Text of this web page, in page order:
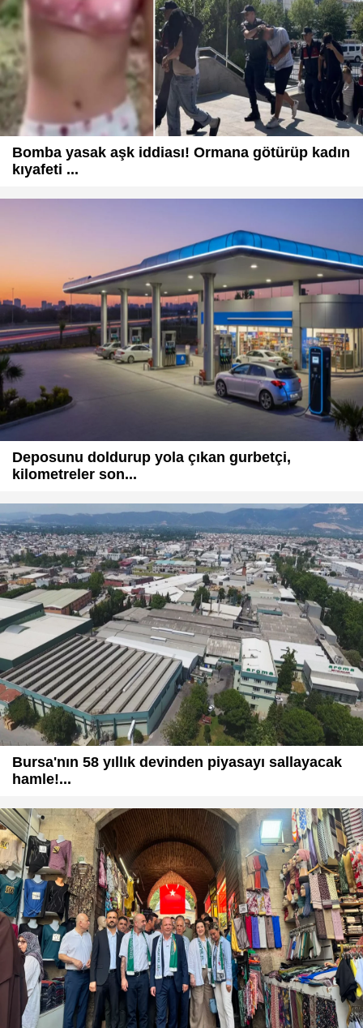
Bomba yasak aşk iddiası! Ormana götürüp kadın
kıyafeti ...
Deposunu doldurup yola çıkan gurbetçi,
kilometreler son...
Bursa'nın 58 yıllık devinden piyasayı sallayacak
hamle!...